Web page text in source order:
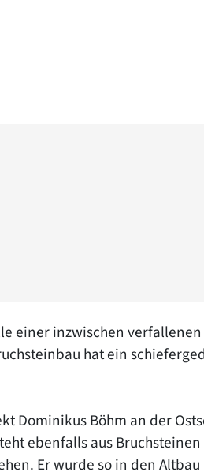
einer inzwischen
hat ein
Dominikus Böhm an der
ebenfalls aus
Er wurde so in den